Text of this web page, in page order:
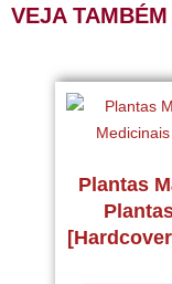
VEJA TAMBÉM
Plantas